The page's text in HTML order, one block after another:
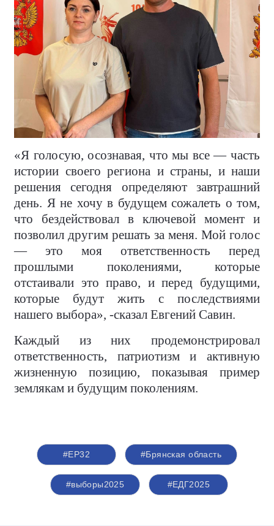
«Я голосую, осознавая, что мы все — часть
истории своего региона и страны, и наши
решения сегодня определяют завтрашний
день. Я не хочу в будущем сожалеть о том,
что бездействовал в ключевой момент и
позволил другим решать за меня. Мой голос
— это моя ответственность перед
прошлыми поколениями, которые
отстаивали это право, и перед будущими,
которые будут жить с последствиями
нашего выбора», -сказал Евгений Савин.
Каждый из них продемонстрировал
ответственность, патриотизм и активную
жизненную позицию, показывая пример
землякам и будущим поколениям.
#ЕР32 #Брянская область
#выборы2025 #ЕДГ2025